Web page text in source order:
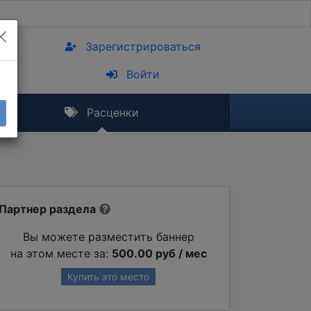
Зарегистрироваться
Войти
Расценки
Партнер раздела
Вы можете разместить баннер
на этом месте за: 500.00 руб / мес
Купить это место